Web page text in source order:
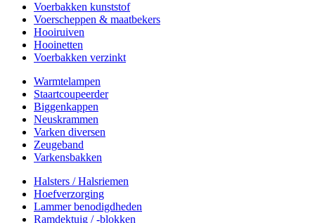
Voerbakken kunststof
Voerscheppen & maatbekers
Hooiruiven
Hooinetten
Voerbakken verzinkt
Warmtelampen
Staartcoupeerder
Biggenkappen
Neuskrammen
Varken diversen
Zeugeband
Varkensbakken
Halsters / Halsriemen
Hoefverzorging
Lammer benodigdheden
Ramdektuig / -blokken